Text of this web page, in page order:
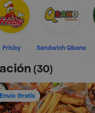
Frisby Sandwich Qbano
(30)
Envío Gratis